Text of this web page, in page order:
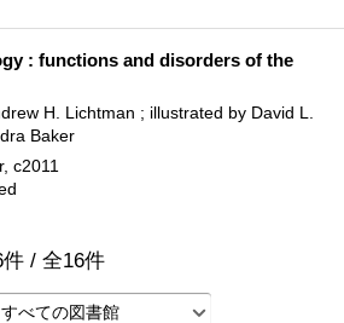
: functions and disorders of the
H. Lichtman ; illustrated by David L.
Baker
c2011
件 / 全16件
すべての図書館